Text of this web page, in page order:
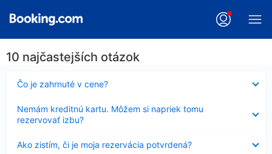
10 najčastejších otázok
Čo je zahrnuté v cene?
Nezobrazuje
sa
Nemám kreditnú kartu. Môžem si napriek tomu
rezervovať izbu?
sa
Ako zistím, či je moja rezervácia potvrdená?
sa